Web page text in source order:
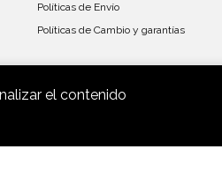
Políticas de Envío
Políticas de Cambio y garantías
el contenido